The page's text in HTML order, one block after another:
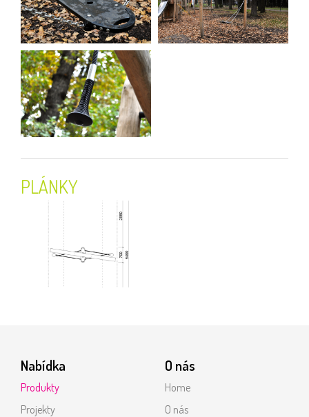
PLÁNKY
Nabídka
Produkty
Projekty
O nás
Home
O nás